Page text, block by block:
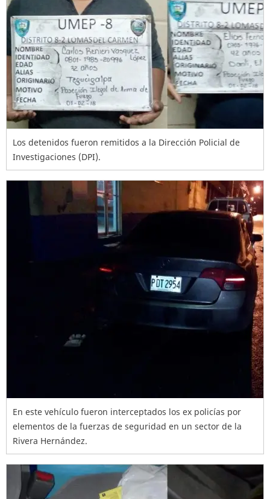
Los detenidos fueron remitidos a la Dirección Policial de
Investigaciones (DPI).
En este vehículo fueron interceptados los ex policías por
elementos de la fuerzas de seguridad en un sector de la
Rivera Hernández.